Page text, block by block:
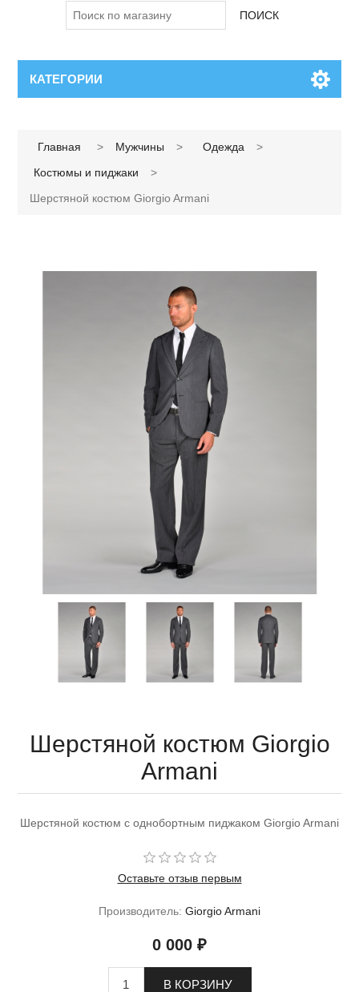
ПОИСК
КАТЕГОРИИ
Главная > Мужчины > Одежда
>
Костюмы и пиджаки
>
Шерстяной костюм Giorgio Armani
Шерстяной костюм Giorgio
Armani
Шерстяной костюм с однобортным пиджаком Giorgio Armani
Оставьте отзыв первым
Производитель: Giorgio Armani
0 000 ₽
В КОРЗИНУ